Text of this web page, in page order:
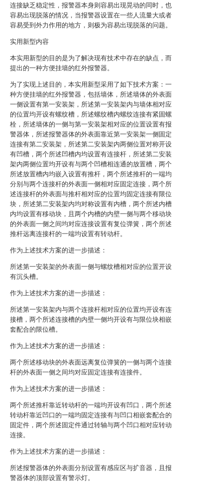
连接缺乏稳定性，报警器本身则容易出现晃动的同时，也
容易出现脱落的情况，当报警器设置在一些人流量大或者
容易受到外力作用的地方，则极为容易出现脱落的问题。
实用新型内容
本实用新型的目的是为了解决现有技术中存在的缺点，而
提出的一种方便挂墙的红外报警器。
为了实现上述目的，本实用新型采用了如下技术方案：一
种方便挂墙的红外报警器，包括墙体，所述墙体的外表面
一侧设置有第一安装架，所述第一安装架内与墙体相对应
的位置均开设有螺纹槽，所述螺纹槽内螺纹连接有紧固螺
栓，所述墙体的一侧与第一安装架相对应的位置设置有报
警器体，所述报警器体的外表面靠近第一安装架一侧固定
连接有第二安装架，所述第二安装架内两侧位置对称开设
有凹槽，两个所述凹槽内均设置有连接杆，所述第二安装
架内两侧位置均开设有与两个凹槽相连通的放置槽，两个
所述放置槽内均嵌入设置有推杆，两个所述推杆的一端均
分别与两个连接杆的外表面一侧相对应固定连接，两个所
述连接杆的外表面与推杆相对应的位置均固定连接有限位
块，所述第二安装架内均对称设置有内槽，两个所述内槽
内均设置有移动块，且两个内槽的内壁一侧与两个移动块
的外表面一侧之间均对应连接设置有复位弹簧，两个所述
推杆远离连接杆的一端均设置有转动杆。
作为上述技术方案的进一步描述：
所述第一安装架的外表面一侧与螺纹槽相对应的位置开设
有沉头槽。
作为上述技术方案的进一步描述：
所述第一安装架内与两个连接杆相对应的位置均开设有连
接槽，两个所述连接槽的内壁一侧均开设有与限位块相嵌
套配合的限位槽。
作为上述技术方案的进一步描述：
两个所述移动块的外表面远离复位弹簧的一侧与两个连接
杆的外表面一侧之间均对应固定连接有连接件。
作为上述技术方案的进一步描述：
两个所述推杆靠近转动杆的一端均开设有凹口，两个所述
转动杆靠近凹口的一端均固定连接有与凹口相嵌套配合的
固定件，两个所述固定件通过转轴与两个凹口相对应转动
连接。
作为上述技术方案的进一步描述：
所述报警器体的外表面分别设置有感应区与扩音器，且报
警器体的顶部设置有警示灯。